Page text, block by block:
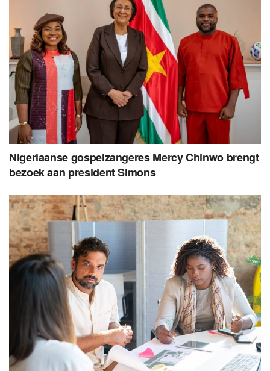
Nigeriaanse gospelzangeres Mercy Chinwo brengt
bezoek aan president Simons